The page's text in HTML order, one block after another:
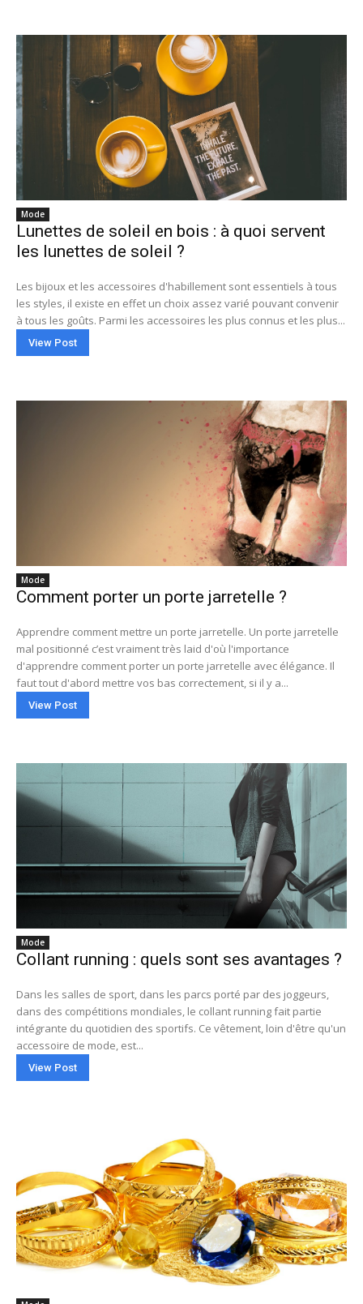
Mode
Lunettes de soleil en bois : à quoi servent
les lunettes de soleil ?
Les bijoux et les accessoires d'habillement sont essentiels à tous
les styles, il existe en effet un choix assez varié pouvant convenir
à tous les goûts. Parmi les accessoires les plus connus et les plus...
View Post
Mode
Comment porter un porte jarretelle ?
Apprendre comment mettre un porte jarretelle. Un porte jarretelle
mal positionné c’est vraiment très laid d'où l'importance
d'apprendre comment porter un porte jarretelle avec élégance. Il
faut tout d'abord mettre vos bas correctement, si il y a...
View Post
Mode
Collant running : quels sont ses avantages ?
Dans les salles de sport, dans les parcs porté par des joggeurs,
dans des compétitions mondiales, le collant running fait partie
intégrante du quotidien des sportifs. Ce vêtement, loin d'être qu'un
accessoire de mode, est...
View Post